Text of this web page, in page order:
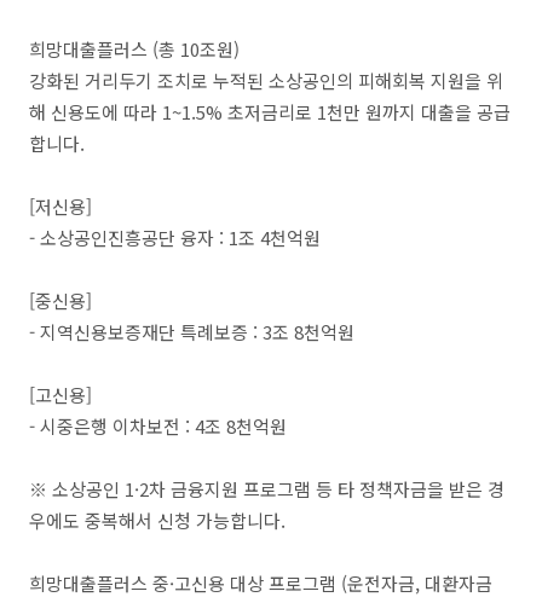
희망대출플러스 (총 10조원)
강화된 거리두기 조치로 누적된 소상공인의 피해회복 지원을 위
해 신용도에 따라 1~1.5% 초저금리로 1천만 원까지 대출을 공급
합니다.
[저신용]
- 소상공인진흥공단 융자 : 1조 4천억원
[중신용]
- 지역신용보증재단 특례보증 : 3조 8천억원
[고신용]
- 시중은행 이차보전 : 4조 8천억원
※ 소상공인 1·2차 금융지원 프로그램 등 타 정책자금을 받은 경
우에도 중복해서 신청 가능합니다.
희망대출플러스 중·고신용 대상 프로그램 (운전자금, 대환자금